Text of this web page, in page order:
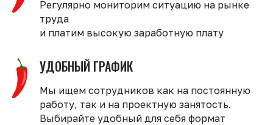
Регулярно мониторим ситуацию на рынке
труда
и платим высокую заработную плату
УДОБНЫЙ ГРАФИК
Мы ищем сотрудников как на постоянную
работу, так и на проектную занятость.
Выбирайте удобный для себя формат